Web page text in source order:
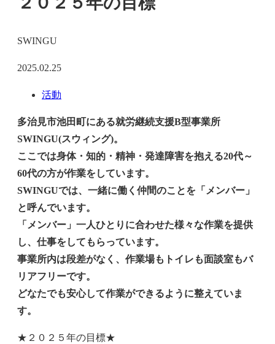
SWINGU
2025.02.25
活動
多治見市池田町にある就労継続支援B型事業所
SWINGU(スウィング)。
ここでは身体・知的・精神・発達障害を抱える20代～
60代の方が作業をしています。
SWINGUでは、一緒に働く仲間のことを「メンバー」
と呼んでいます。
「メンバー」一人ひとりに合わせた様々な作業を提供
し、仕事をしてもらっています。
事業所内は段差がなく、作業場もトイレも面談室もバ
リアフリーです。
どなたでも安心して作業ができるように整えていま
す。
★２０２５年の目標★